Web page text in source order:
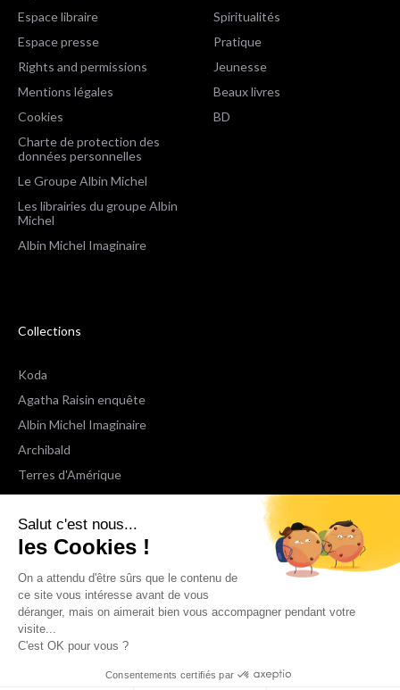
Salut c'est nous...
les Cookies !
On a attendu d'être sûrs que le contenu de
ce site vous intéresse avant de vous
déranger, mais on aimerait bien vous accompagner pendant votre
visite...
C'est OK pour vous ?
Consentements certifiés par
Espace libraire
Espace presse
Rights and permissions
Mentions légales
Cookies
Charte de protection des
données personnelles
Le Groupe Albin Michel
Les librairies du groupe Albin
Michel
Albin Michel Imaginaire
Spiritualités
Pratique
Jeunesse
Beaux livres
BD
Collections
Koda
Agatha Raisin enquête
Albin Michel Imaginaire
Archibald
Terres d'Amérique
Espaces Libres Poche
NOX
Wiz
Voir toutes les collections
Nous suivre